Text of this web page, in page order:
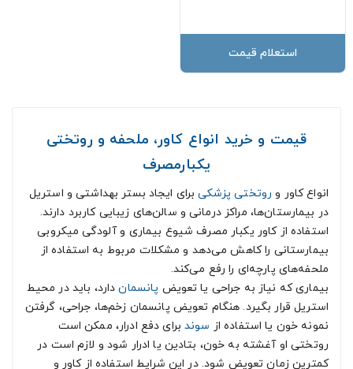
استعلام قیمت
قیمت و خرید انواع کاور، ملحفه و روتختی
یکبارمصرف
انواع کاور و روتختی پزشکیبرای ایجاد بستر بهداشتی و استریل
در بیمارستان‌ها، مراکز درمانی و سالن‌‌های زیبایی کاربرد دارند.
استفاده از کاور یکبار مصرف شیوع بیماری و آلودگی میکروبی
بیمارستانی را کاهش می‌دهد و مشکلات مربوط به استفاده از
ملحفه‌های پارچه‌ای را رفع می‌کند.
بیماری که نیاز به جراحی یا تعویض پانسماندارد، باید در محیط
استریل قرار بگیرد. هنگام تعویض پانسمان زخم‌ها، جراحی، گرفتن
نمونه خون یا استفاده از سوندبرای دفع ادرار، ممکن است
روتختی او آغشته به خون، بتادین یا ادرار شود و لازم است در
کمترین زمان تعویض شود. در این شرایط استفاده از کاور و